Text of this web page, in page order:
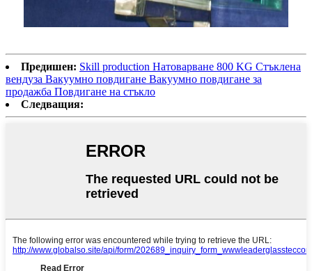
Предишен: Skill production Натоварване 800 KG Стъклена
вендуза Вакуумно повдигане Вакуумно повдигане за
продажба Повдигане на стъкло
Следващия: